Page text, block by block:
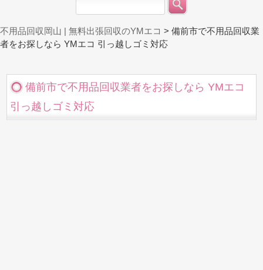
不用品回収岡山 | 無料出張回収のYMエコ > 備前市で不用品回収業
者をお探しなら YMエコ 引っ越しゴミ対応
備前市で不用品回収業者をお探しなら YMエコ
引っ越しゴミ対応